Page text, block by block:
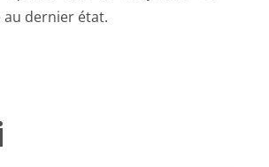
au dernier état.